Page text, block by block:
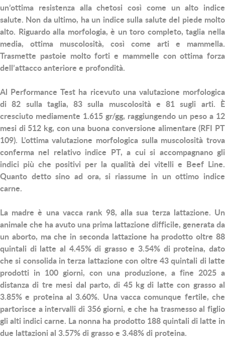
un’ottima resistenza alla chetosi così come un alto indice
salute. Non da ultimo, ha un indice sulla salute del piede molto
alto. Riguardo alla morfologia, è un toro completo, taglia nella
media, ottima muscolosità, così come arti e mammella.
Trasmette pastoie molto forti e mammelle con ottima forza
dell’attacco anteriore e profondità.
Al Performance Test ha ricevuto una valutazione morfologica
di 82 sulla taglia, 83 sulla muscolosità e 81 sugli arti. È
cresciuto mediamente 1.615 gr/gg, raggiungendo un peso a 12
mesi di 512 kg, con una buona conversione alimentare (RFI PT
109). L’ottima valutazione morfologica sulla muscolosità trova
conferma nel relativo indice PT, a cui si accompagnano gli
indici più che positivi per la qualità dei vitelli e Beef Line.
Quanto detto sino ad ora, si riassume in un ottimo indice
carne.
La madre è una vacca rank 98, alla sua terza lattazione. Un
animale che ha avuto una prima lattazione difficile, generata da
un aborto, ma che in seconda lattazione ha prodotto oltre 88
quintali di latte al 4.45% di grasso e 3.54% di proteina, dato
che si consolida in terza lattazione con oltre 43 quintali di latte
prodotti in 100 giorni, con una produzione, a fine 2025 a
distanza di tre mesi dal parto, di 45 kg di latte con grasso al
3.85% e proteina al 3.60%. Una vacca comunque fertile, che
partorisce a intervalli di 356 giorni, e che ha trasmesso al figlio
gli alti indici carne. La nonna ha prodotto 188 quintali di latte in
due lattazioni al 3.57% di grasso e 3.48% di proteina.